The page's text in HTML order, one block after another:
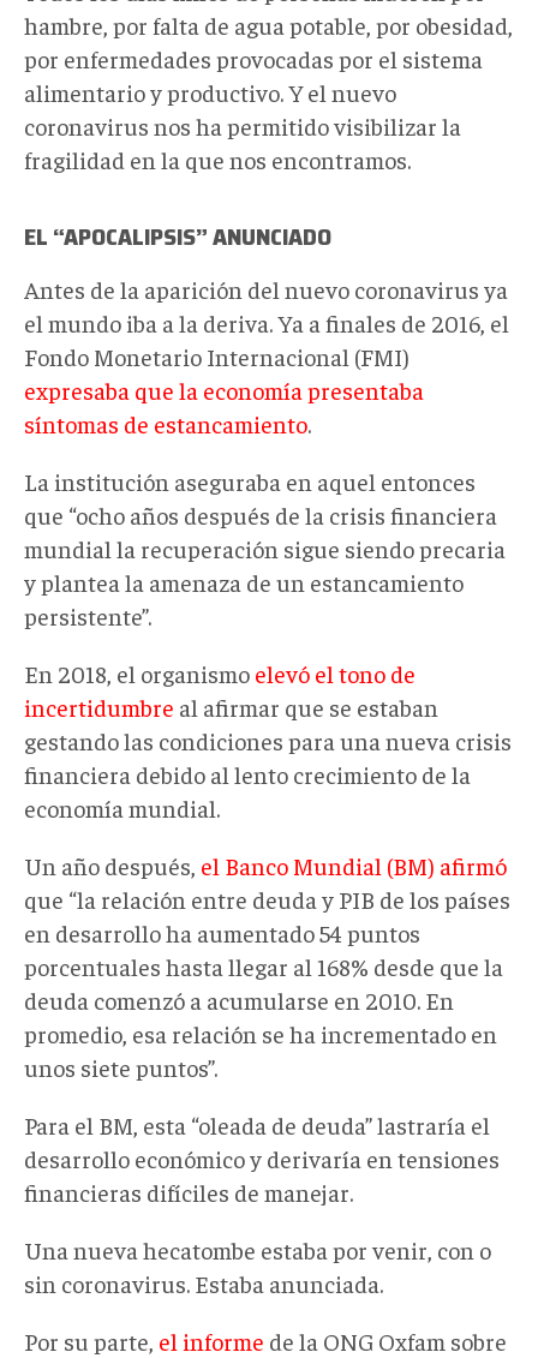
hambre, por falta de agua potable, por obesidad,
por enfermedades provocadas por el sistema
alimentario y productivo. Y el nuevo
coronavirus nos ha permitido visibilizar la
fragilidad en la que nos encontramos.
EL “APOCALIPSIS” ANUNCIADO
Antes de la aparición del nuevo coronavirus ya
el mundo iba a la deriva. Ya a finales de 2016, el
Fondo Monetario Internacional (FMI)
expresaba que la economía presentaba
síntomas de estancamiento.
La institución aseguraba en aquel entonces
que “ocho años después de la crisis financiera
mundial la recuperación sigue siendo precaria
y plantea la amenaza de un estancamiento
persistente”.
En 2018, el organismo elevó el tono de
incertidumbre al afirmar que se estaban
gestando las condiciones para una nueva crisis
financiera debido al lento crecimiento de la
economía mundial.
Un año después, el Banco Mundial (BM) afirmó
que “la relación entre deuda y PIB de los países
en desarrollo ha aumentado 54 puntos
porcentuales hasta llegar al 168% desde que la
deuda comenzó a acumularse en 2010. En
promedio, esa relación se ha incrementado en
unos siete puntos”.
Para el BM, esta “oleada de deuda” lastraría el
desarrollo económico y derivaría en tensiones
financieras difíciles de manejar.
Una nueva hecatombe estaba por venir, con o
sin coronavirus. Estaba anunciada.
Por su parte, el informe de la ONG Oxfam sobre